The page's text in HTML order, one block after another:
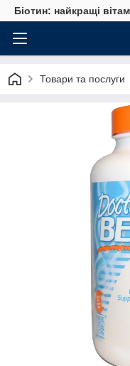
Біотин: найкращі
Товари та послуги